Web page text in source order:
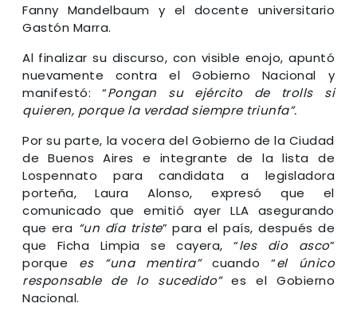
Fanny Mandelbaum y el docente universitario
Gastón Marra.
Al finalizar su discurso, con visible enojo, apuntó
nuevamente contra el Gobierno Nacional y
manifestó: “Pongan su ejército de trolls si
quieren, porque la verdad siempre triunfa”.
Por su parte, la vocera del Gobierno de la Ciudad
de Buenos Aires e integrante de la lista de
Lospennato para candidata a legisladora
porteña, Laura Alonso, expresó que el
comunicado que emitió ayer LLA asegurando
que era “un día triste” para el país, después de
que Ficha Limpia se cayera, “les dio asco”
porque es “una mentira”cuando “el único
responsable de lo sucedido”es el Gobierno
Nacional.